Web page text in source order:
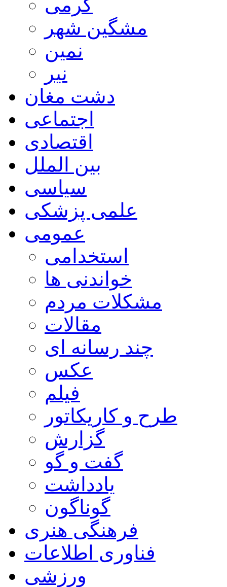
گرمی
مشگین شهر
نمین
نیر
دشت مغان
اجتماعی
اقتصادی
بین الملل
سیاسی
علمی پزشکی
عمومی
استخدامی
خواندنی ها
مشکلات مردم
مقالات
چند رسانه ای
عکس
فیلم
طرح و کاریکاتور
گزارش
گفت و گو
یادداشت
گوناگون
فرهنگی هنری
فناوری اطلاعات
ورزشی